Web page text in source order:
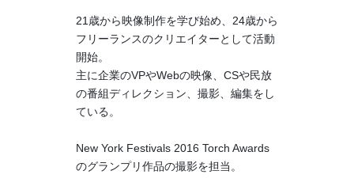
21歳から映像制作を学び始め、24歳から
フリーランスのクリエイターとして活動
開始。
主に企業のVPやWebの映像、CSや民放
の番組ディレクション、撮影、編集をし
ている。
New York Festivals 2016 Torch Awards
のグランプリ作品の撮影を担当。